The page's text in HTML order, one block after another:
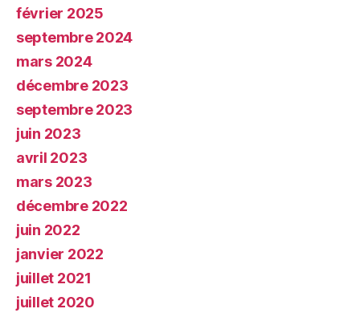
février 2025
septembre 2024
mars 2024
décembre 2023
septembre 2023
juin 2023
avril 2023
mars 2023
décembre 2022
juin 2022
janvier 2022
juillet 2021
juillet 2020